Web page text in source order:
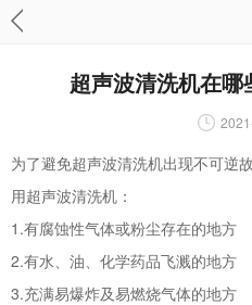
超声波清洗机在
为了避免超声波清洗机出现不可逆
用超声波清洗机：
1.有腐蚀性气体或粉尘存在的地方
2.有水、油、化学药品飞溅的地方
3.充满易爆炸及易燃烧气体的地方